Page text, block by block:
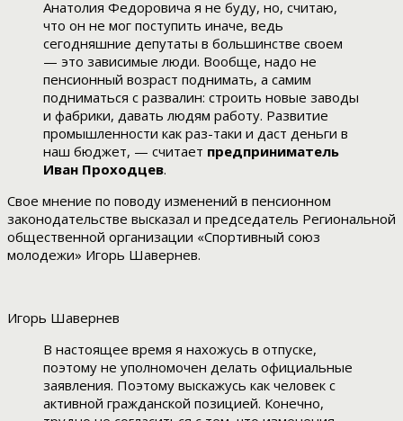
Анатолия Федоровича я не буду, но, считаю,
что он не мог поступить иначе, ведь
сегодняшние депутаты в большинстве своем
— это зависимые люди. Вообще, надо не
пенсионный возраст поднимать, а самим
подниматься с развалин: строить новые заводы
и фабрики, давать людям работу. Развитие
промышленности как раз-таки и даст деньги в
наш бюджет, — считает предприниматель
Иван Проходцев.
Свое мнение по поводу изменений в пенсионном
законодательстве высказал и председатель Региональной
общественной организации «Спортивный союз
молодежи» Игорь Шавернев.
Игорь Шавернев
В настоящее время я нахожусь в отпуске,
поэтому не уполномочен делать официальные
заявления. Поэтому выскажусь как человек с
активной гражданской позицией. Конечно,